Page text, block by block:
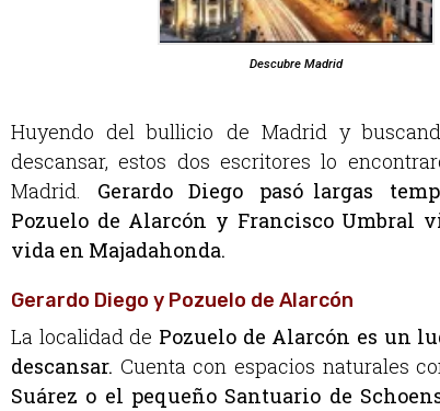
Descubre Madrid
Huyendo del bullicio de Madrid y
descansar, estos dos escritores lo
Madrid. Gerardo Diego pasó largas
Pozuelo de Alarcón y Francisco Umbral
vida en Majadahonda.
Gerardo Diego y Pozuelo de Alarcón
La localidad de Pozuelo de Alarcón es un
descansar. Cuenta con espacios naturales
Suárez o el pequeño Santuario de